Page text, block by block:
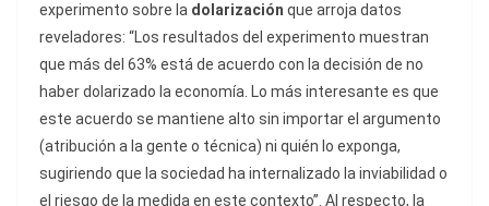
experimento sobre la dolarización que arroja datos
reveladores: “Los resultados del experimento muestran
que más del 63% está de acuerdo con la decisión de no
haber dolarizado la economía. Lo más interesante es que
este acuerdo se mantiene alto sin importar el argumento
(atribución a la gente o técnica) ni quién lo exponga,
sugiriendo que la sociedad ha internalizado la inviabilidad o
el riesgo de la medida en este contexto”. Al respecto, la